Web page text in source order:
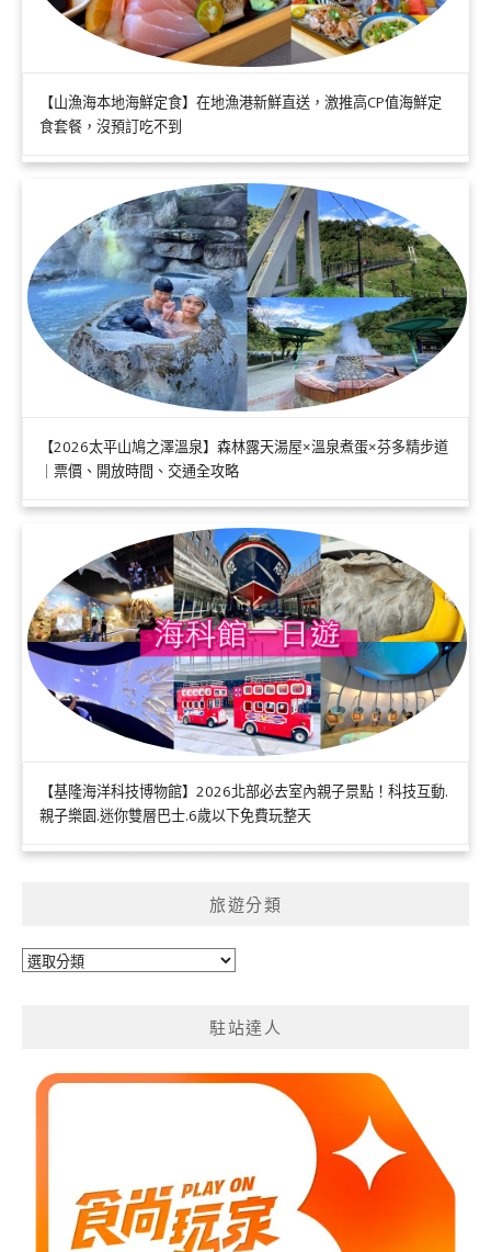
【山漁海本地海鮮定食】在地漁港新鮮直送，激推高CP值海鮮定
食套餐，沒預訂吃不到
【2026太平山鳩之澤溫泉】森林露天湯屋×溫泉煮蛋×芬多精步道
｜票價、開放時間、交通全攻略
【基隆海洋科技博物館】2026北部必去室內親子景點！科技互動.
親子樂園.迷你雙層巴士.6歲以下免費玩整天
旅遊分類
旅
駐站達人